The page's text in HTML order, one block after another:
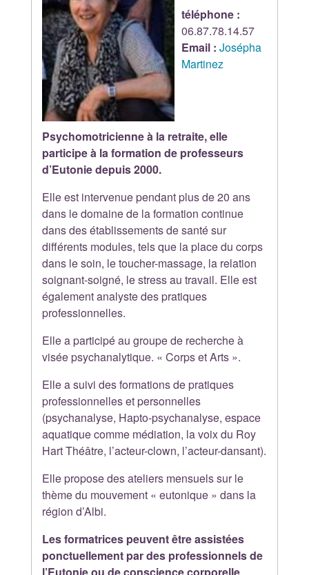
téléphone :
06.87.78.14.57
Email : Josépha
Martinez
Psychomotricienne à la retraite, elle
participe à la formation de professeurs
d’Eutonie depuis 2000.
Elle est intervenue pendant plus de 20 ans
dans le domaine de la formation continue
dans des établissements de santé sur
différents modules, tels que la place du corps
dans le soin, le toucher-massage, la relation
soignant-soigné, le stress au travail. Elle est
également analyste des pratiques
professionnelles.
Elle a participé au groupe de recherche à
visée psychanalytique. « Corps et Arts ».
Elle a suivi des formations de pratiques
professionnelles et personnelles
(psychanalyse, Hapto-psychanalyse, espace
aquatique comme médiation, la voix du Roy
Hart Théâtre, l’acteur-clown, l’acteur-dansant).
Elle propose des ateliers mensuels sur le
thème du mouvement « eutonique » dans la
région d’Albi.
Les formatrices peuvent être assistées
ponctuellement par des professionnels de
l’Eutonie ou de conscience corporelle